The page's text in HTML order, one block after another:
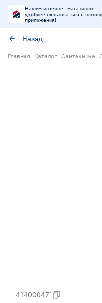
Нашим интернет-магазином
удобнее пользоваться с
приложения!
Назад
Главная Каталог Сантехника
414000471